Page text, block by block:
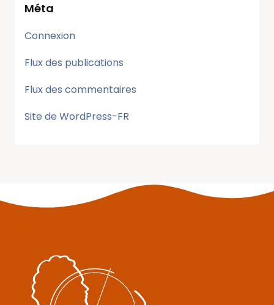
Méta
Connexion
Flux des publications
Flux des commentaires
Site de WordPress-FR